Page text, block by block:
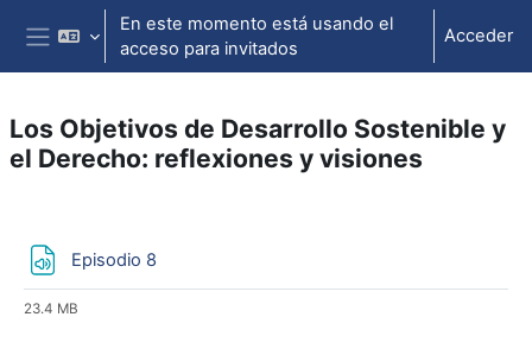
Salta al contenido principal
Panel lateral
En este momento está usando el
acceso para invitados
Acceder
Los Objetivos de Desarrollo Sostenible y
el Derecho: reflexiones y visiones
Episodio 8
23.4 MB